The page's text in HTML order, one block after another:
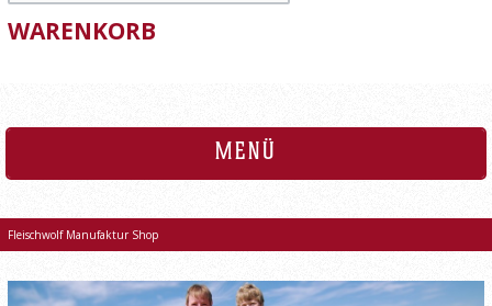
WARENKORB
MENÜ
RIND
GEFLÜGEL
MENÜ
Fleischwolf Manufaktur Shop